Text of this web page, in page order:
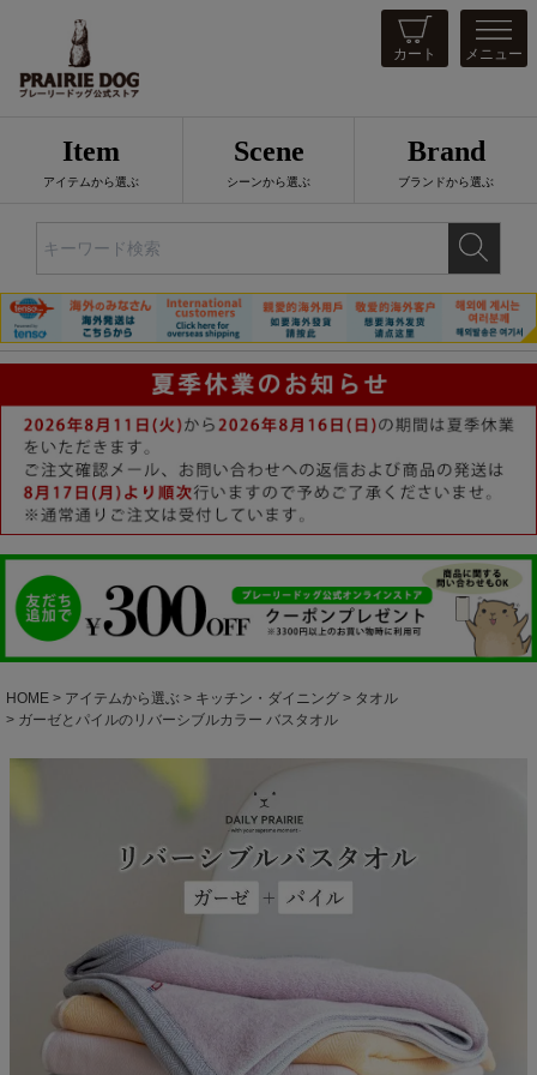
カート メニュー
Item
アイテムから選ぶ
Scene
シーンから選ぶ
Brand
ブランドから選ぶ
HOME アイテムから選ぶ キッチン・ダイニング
タオル
ガーゼとパイルのリバーシブルカラー バスタオル